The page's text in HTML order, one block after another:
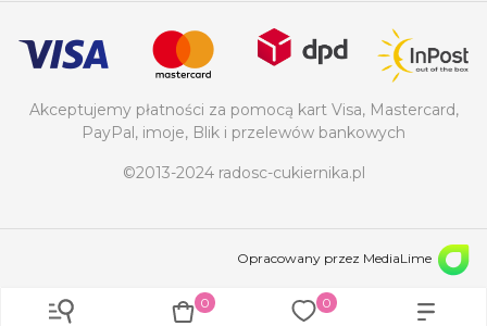
0 0
Akceptujemy płatności za pomocą kart Visa, Mastercard,
PayPal, imoje, Blik i przelewów bankowych
©2013-2024 radosc-cukiernika.pl
Opracowany przez MediaLime